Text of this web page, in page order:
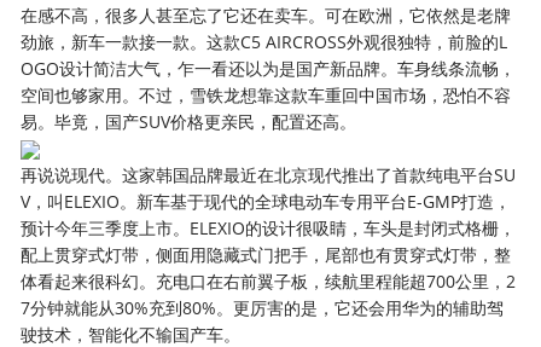
在感不高，很多人甚至忘了它还在卖车。可在欧洲，它依然是老牌
劲旅，新车一款接一款。这款C5 AIRCROSS外观很独特，前脸的L
OGO设计简洁大气，乍一看还以为是国产新品牌。车身线条流畅，
空间也够家用。不过，雪铁龙想靠这款车重回中国市场，恐怕不容
易。毕竟，国产SUV价格更亲民，配置还高。
再说说现代。这家韩国品牌最近在北京现代推出了首款纯电平台SU
V，叫ELEXIO。新车基于现代的全球电动车专用平台E-GMP打造，
预计今年三季度上市。ELEXIO的设计很吸睛，车头是封闭式格栅，
配上贯穿式灯带，侧面用隐藏式门把手，尾部也有贯穿式灯带，整
体看起来很科幻。充电口在右前翼子板，续航里程能超700公里，2
7分钟就能从30%充到80%。更厉害的是，它还会用华为的辅助驾
驶技术，智能化不输国产车。